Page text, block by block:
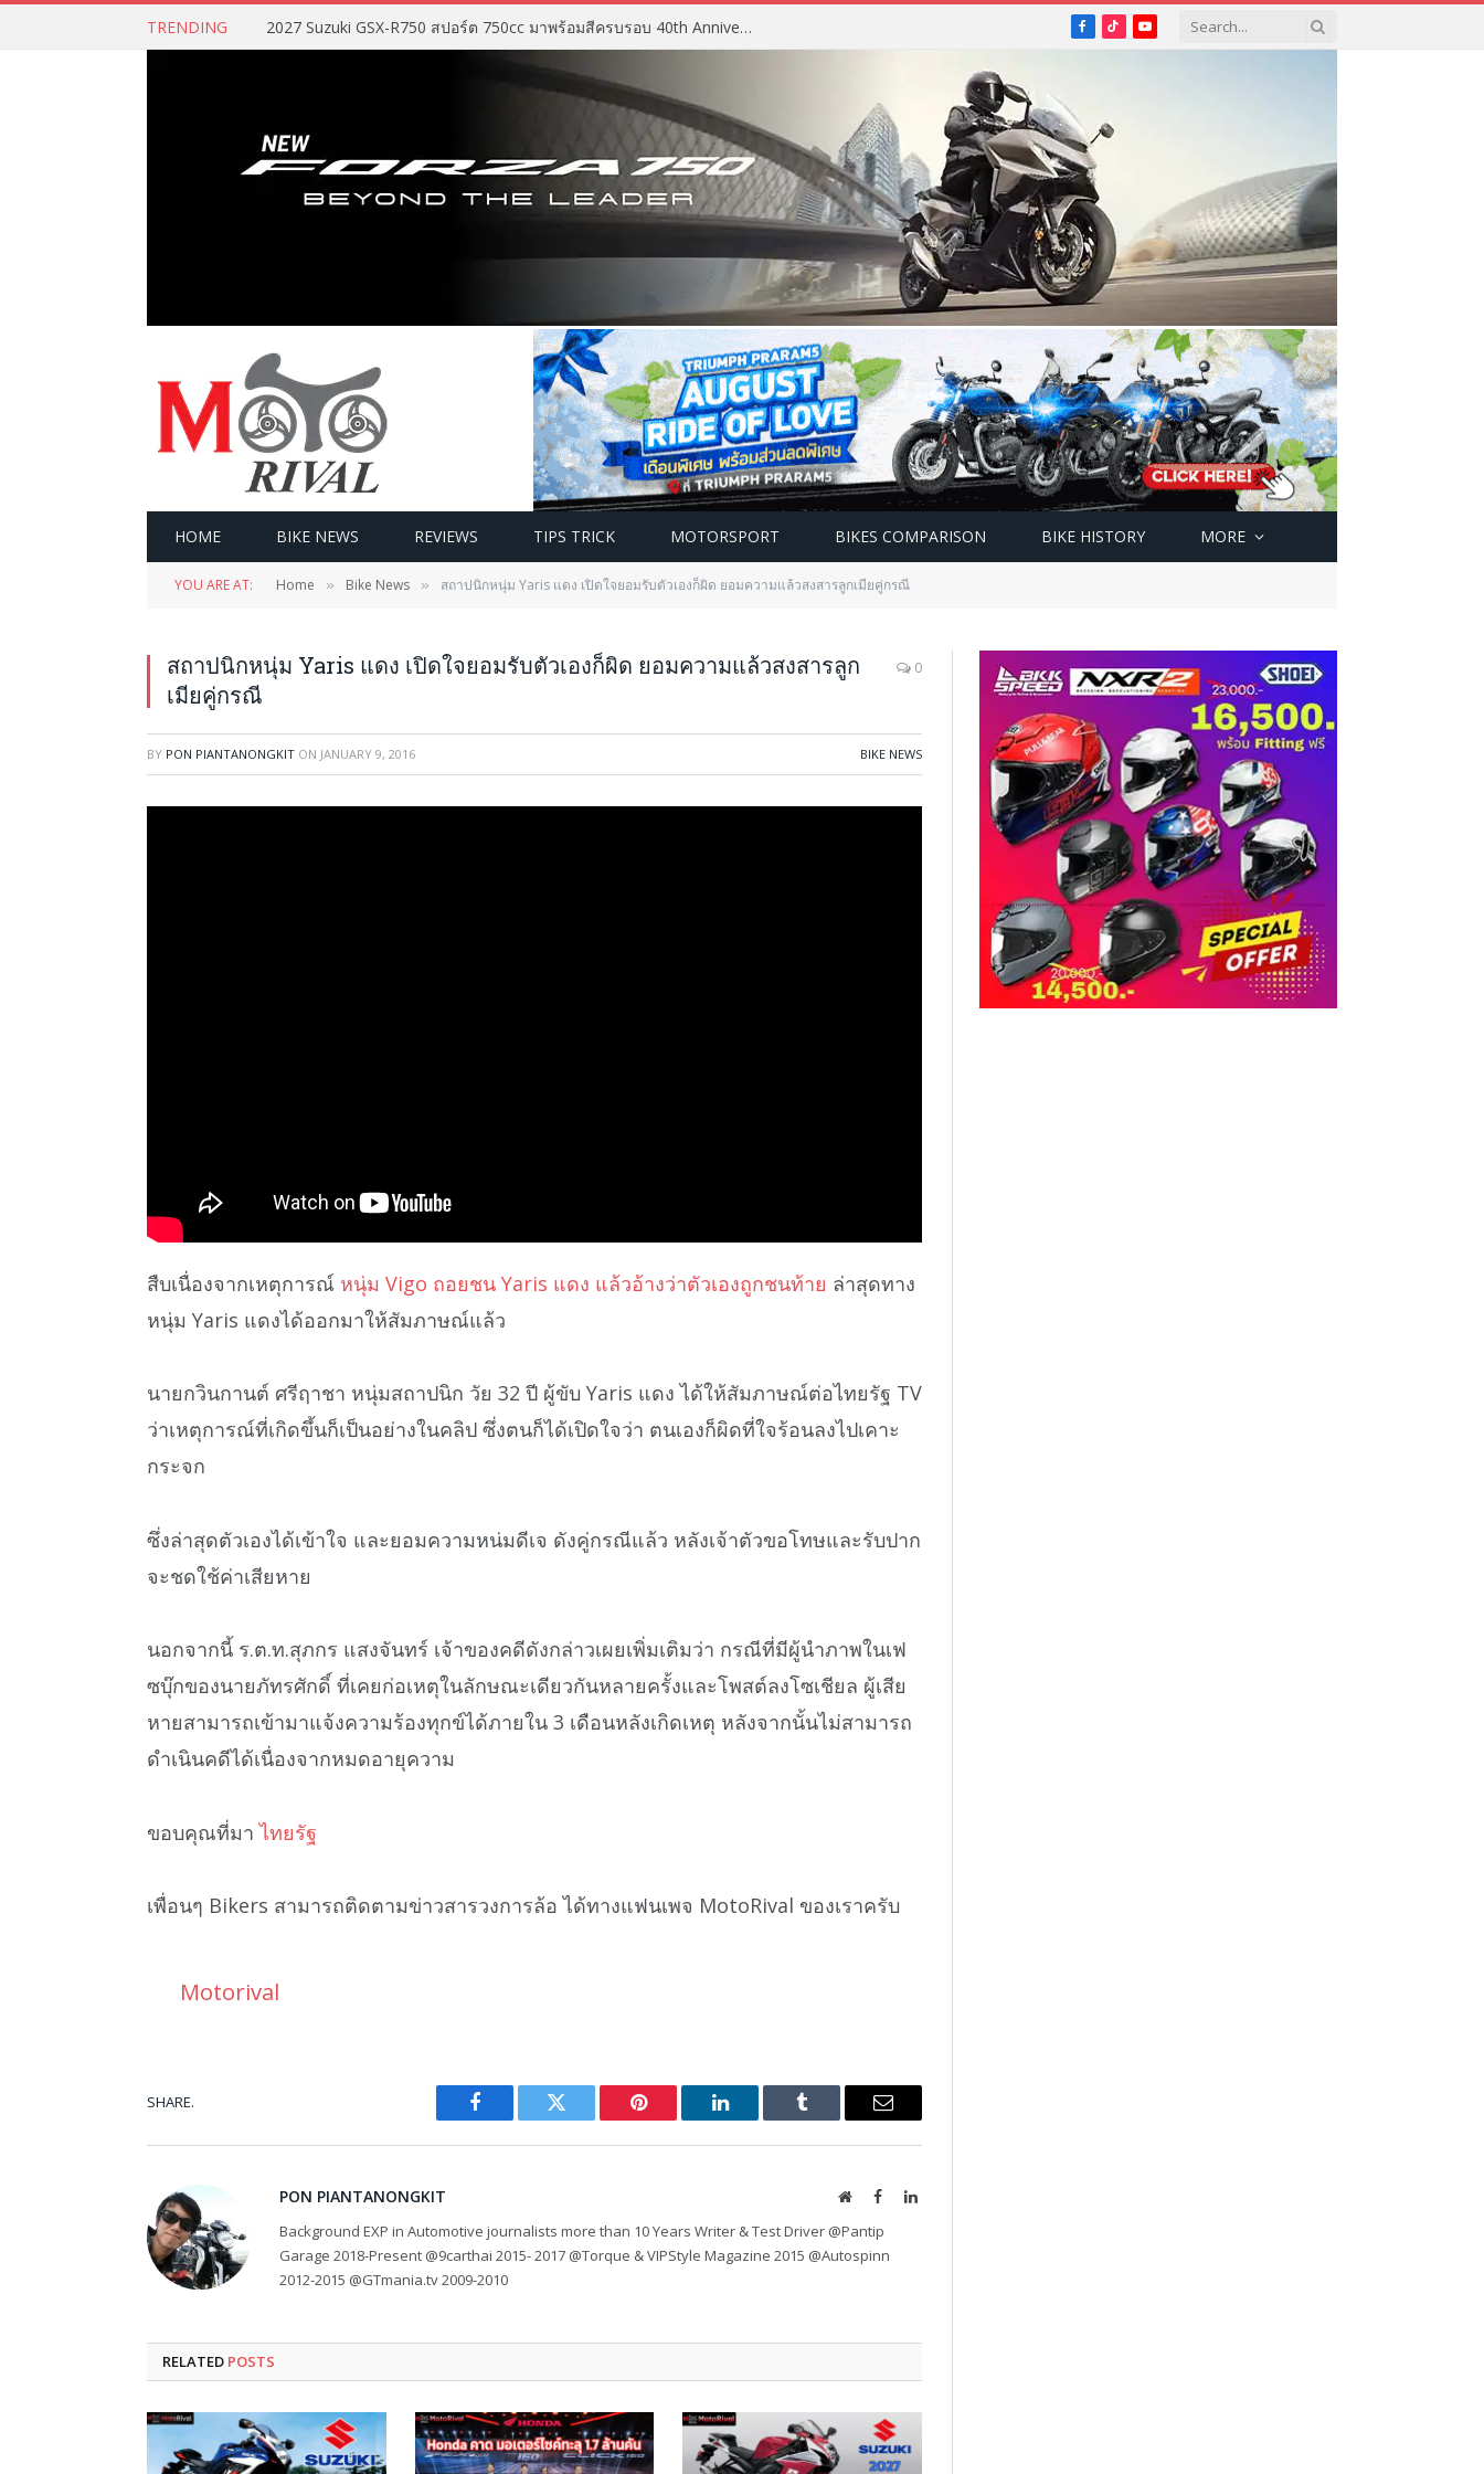
TRENDING 2027 Suzuki GSX-R750 สปอร์ต 750cc มาพร้อมสีครบรอบ 40th Anniversary Facebook
TikTokYouTube
HOME BIKE NEWS REVIEWS TIPS TRICK MOTORSPORT BIKES COMPARISON BIKE HISTORY MORE
YOU ARE AT: Home » Bike News » สถาปนิกหนุ่ม Yaris แดง เปิดใจยอมรับตัวเองก็ผิด ยอมความแล้วสงสารลูกเมียคู่กรณี
สถาปนิกหนุ่ม Yaris แดง เปิดใจยอมรับตัวเองก็ผิด ยอมความแล้วสงสารลูก
เมียคู่กรณี
0
BY PON PIANTANONGKIT ON JANUARY 9, 2016 BIKE NEWS
สืบเนื่องจากเหตุการณ์ หนุ่ม Vigo ถอยชน Yaris แดง แล้วอ้างว่าตัวเองถูกชนท้าย ล่าสุดทาง
หนุ่ม Yaris แดงได้ออกมาให้สัมภาษณ์แล้ว
นายกวินกานต์ ศรีฤาชา หนุ่มสถาปนิก วัย 32 ปี ผู้ขับ Yaris แดง ได้ให้สัมภาษณ์ต่อไทยรัฐ TV
ว่าเหตุการณ์ที่เกิดขึ้นก็เป็นอย่างในคลิป ซึ่งตนก็ได้เปิดใจว่า ตนเองก็ผิดที่ใจร้อนลงไปเคาะ
กระจก
ซึ่งล่าสุดตัวเองได้เข้าใจ และยอมความหน่มดีเจ ดังคู่กรณีแล้ว หลังเจ้าตัวขอโทษและรับปาก
จะชดใช้ค่าเสียหาย
นอกจากนี้ ร.ต.ท.สุภกร แสงจันทร์ เจ้าของคดีดังกล่าวเผยเพิ่มเติมว่า กรณีที่มีผู้นำภาพในเฟ
ซบุ๊กของนายภัทรศักดิ์ ที่เคยก่อเหตุในลักษณะเดียวกันหลายครั้งและโพสต์ลงโซเชียล ผู้เสีย
หายสามารถเข้ามาแจ้งความร้องทุกข์ได้ภายใน 3 เดือนหลังเกิดเหตุ หลังจากนั้นไม่สามารถ
ดำเนินคดีได้เนื่องจากหมดอายุความ
ขอบคุณที่มาไทยรัฐ
เพื่อนๆ Bikers สามารถติดตามข่าวสารวงการล้อ ได้ทางแฟนเพจ MotoRival ของเราครับ
Motorival
SHARE.
Facebook Twitter Pinterest LinkedIn Tumblr Email
PON PIANTANONGKIT WebsiteFacebookLinkedIn
Background EXP in Automotive journalists more than 10 Years Writer & Test Driver @Pantip
Garage 2018-Present @9carthai 2015- 2017 @Torque & VIPStyle Magazine 2015 @Autospinn
2012-2015 @GTmania.tv 2009-2010
RELATED POSTS